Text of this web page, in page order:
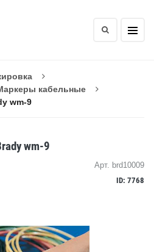
кабельные
wm-9
wm-9
Арт. brd10009
ID: 7768